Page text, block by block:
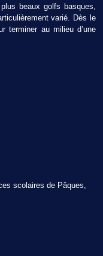
beaux golfs basques,
varié. Dès le
terminer au milieu d’une
scolaires de Pâques,